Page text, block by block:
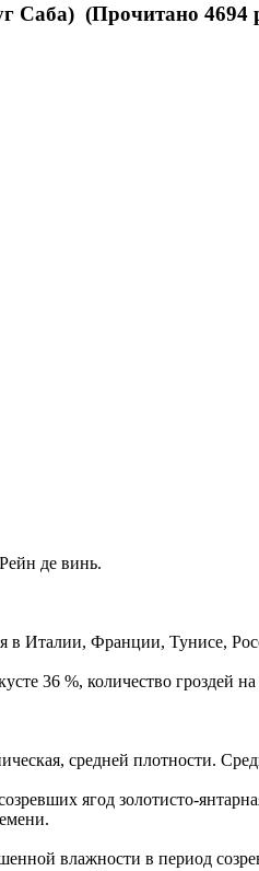
Саба) (Прочитано 4694
де винь.
в Италии, Франции, Тунисе,
36 %, количество гроздей
средней плотности.
ягод золотисто-
влажности в период